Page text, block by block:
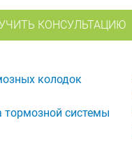
КОНСУЛЬТАЦИЮ
колодок
тормозной системы